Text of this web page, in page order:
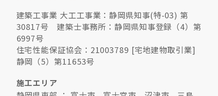
建築工事業 大工工事業：静岡県知事(特-03) 第
30817号 建築士事務所：静岡県知事登録（4）第
6997号
住宅性能保証協会：21003789 [宅地建物取引業]
静岡（5）第11653号
施工エリア